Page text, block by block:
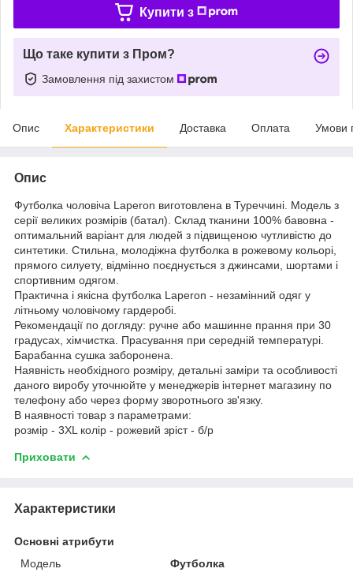
Купити з
Що таке купити з Пром?
Замовлення під захистом
Опис Характеристики Доставка Оплата Умови
Опис
Футболка чоловіча Laperon виготовлена в Туреччині. Модель з
серії великих розмірів (батал). Склад тканини 100% бавовна -
оптимальний варіант для людей з підвищеною чутливістю до
синтетики. Стильна, молодіжна футболка в рожевому кольорі,
прямого силуету, відмінно поєднується з джинсами, шортами і
спортивним одягом.
Практична і якісна футболка Laperon - незамінний одяг у
літньому чоловічому гардеробі.
Рекомендації по догляду: ручне або машинне прання при 30
градусах, хімчистка. Прасування при середній температурі.
Барабанна сушка заборонена.
Наявність необхідного розміру, детальні заміри та особливості
даного виробу уточнюйте у менеджерів інтернет магазину по
телефону або через форму зворотнього зв'язку.
В наявності товар з параметрами:
розмір - 3XL колір - рожевий зріст - б/р
Приховати
Характеристики
Основні атрибути
Модель
Футболка